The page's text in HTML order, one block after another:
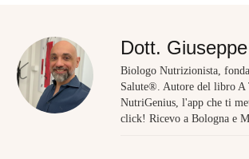
Dott.
Biologo Nutrizionista,
Salute®. Autore del libro A
NutriGenius, l'app che ti
click! Ricevo a Bologna e